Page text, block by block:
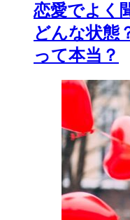
恋愛でよく
どんな状態
って本当？